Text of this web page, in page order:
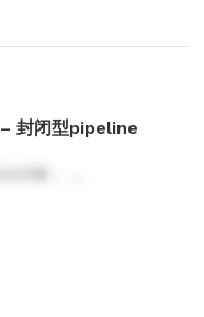
封闭型pipeline